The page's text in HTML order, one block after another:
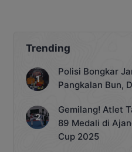
Trending
Polisi Bongkar
Pangkalan Bun,
Gemilang! Atlet
89 Medali di
Cup 2025